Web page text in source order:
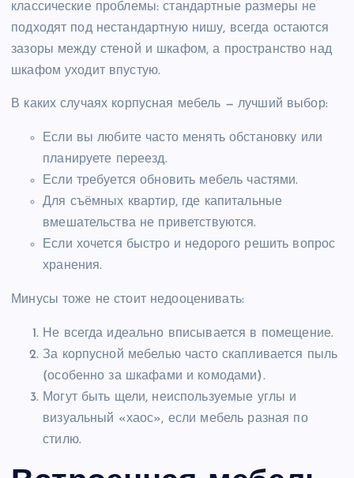
классические проблемы: стандартные размеры не
подходят под нестандартную нишу, всегда остаются
зазоры между стеной и шкафом, а пространство над
шкафом уходит впустую.
В каких случаях корпусная мебель — лучший выбор:
Если вы любите часто менять обстановку или
планируете переезд.
Если требуется обновить мебель частями.
Для съёмных квартир, где капитальные
вмешательства не приветствуются.
Если хочется быстро и недорого решить вопрос
хранения.
Минусы тоже не стоит недооценивать:
Не всегда идеально вписывается в помещение.
За корпусной мебелью часто скапливается пыль
(особенно за шкафами и комодами).
Могут быть щели, неиспользуемые углы и
визуальный «хаос», если мебель разная по
стилю.